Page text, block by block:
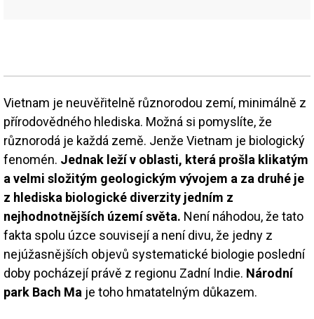
Vietnam je neuvěřitelně různorodou zemí, minimálně z
přírodovědného hlediska. Možná si pomyslíte, že
různorodá je každá země. Jenže Vietnam je biologický
fenomén. Jednak leží v oblasti, která prošla klikatým
a velmi složitým geologickým vývojem a za druhé je
z hlediska biologické diverzity jedním z
nejhodnotnějších území světa. Není náhodou, že tato
fakta spolu úzce souvisejí a není divu, že jedny z
nejúžasnějších objevů systematické biologie poslední
doby pocházejí právě z regionu Zadní Indie. Národní
park Bach Ma je toho hmatatelným důkazem.